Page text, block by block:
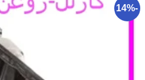
-14%